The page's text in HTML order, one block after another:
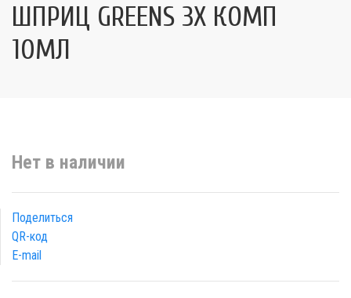
ШПРИЦ GREENS 3Х КОМП
10МЛ
Нет в наличии
Поделиться
QR-код
E-mail